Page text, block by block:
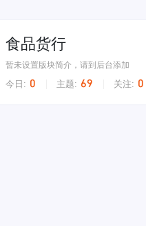
食品货行
暂未设置版块简介，请到后台添加
今日: 0 主题: 69 关注: 0